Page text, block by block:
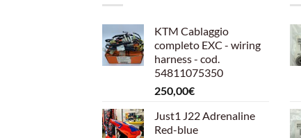
KTM Cablaggio
completo EXC - wiring
harness - cod.
54811075350
250,00€
Just1 J22 Adrenaline
Red-blue